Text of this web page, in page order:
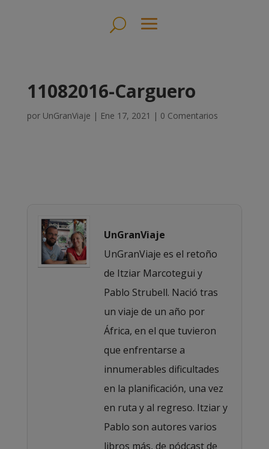
11082016-Carguero
por UnGranViaje | Ene 17, 2021 | 0 Comentarios
UnGranViaje
UnGranViaje es el retoño
de Itziar Marcotegui y
Pablo Strubell. Nació tras
un viaje de un año por
África, en el que tuvieron
que enfrentarse a
innumerables dificultades
en la planificación, una vez
en ruta y al regreso. Itziar y
Pablo son autores varios
libros más, de pódcast de